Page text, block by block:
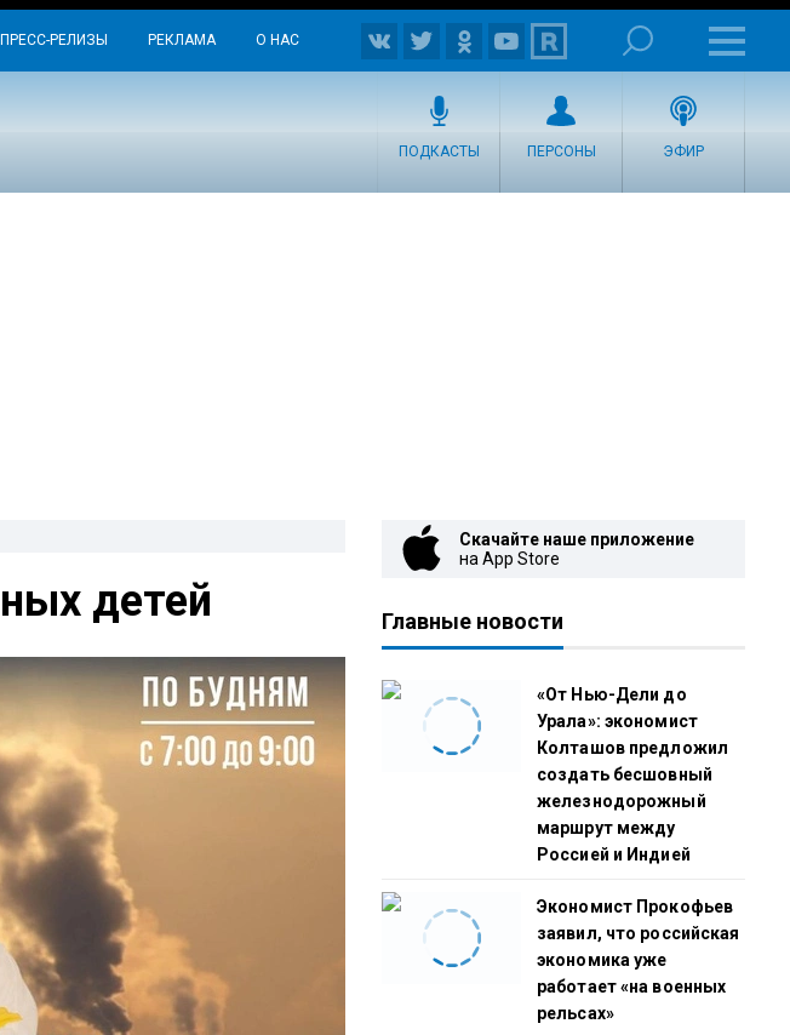
ПРЕСС-РЕЛИЗЫ РЕКЛАМА О НАС
ПОДКАСТЫ ПЕРСОНЫ ЭФИР
детей
Скачайте наше приложение
на App Store
Главные новости
«От Нью-Дели до
Урала»: экономист
Колташов предложил
создать бесшовный
железнодорожный
маршрут между
Россией и Индией
Экономист Прокофьев
заявил, что российская
экономика уже
работает «на военных
рельсах»